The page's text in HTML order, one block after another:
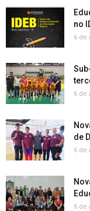
no
6 de
6 de
de
6 de
6 de